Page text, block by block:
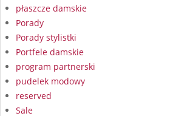
płaszcze damskie
Porady
Porady stylistki
Portfele damskie
program partnerski
pudelek modowy
reserved
Sale